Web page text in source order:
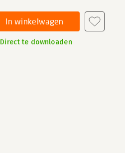
In winkelwagen
Direct te downloaden